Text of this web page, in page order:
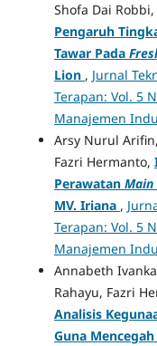
Shofa Dai
Pengaruh
Tawar Pada
Lion , Jurnal
Terapan: Vol. 5
Manajemen
Arsy Nurul
Fazri Hermanto,
Perawatan Main
MV. Iriana ,
Terapan: Vol. 5
Manajemen
Annabeth
Rahayu, Fazri
Analisis
Guna